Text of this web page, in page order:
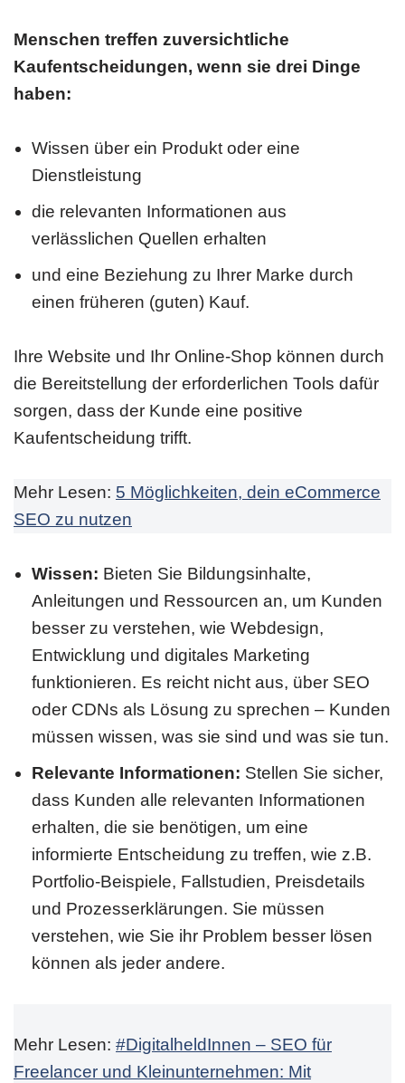
Menschen treffen zuversichtliche
Kaufentscheidungen, wenn sie drei Dinge
haben:
Wissen über ein Produkt oder eine
Dienstleistung
die relevanten Informationen aus
verlässlichen Quellen erhalten
und eine Beziehung zu Ihrer Marke durch
einen früheren (guten) Kauf.
Ihre Website und Ihr Online-Shop können durch
die Bereitstellung der erforderlichen Tools dafür
sorgen, dass der Kunde eine positive
Kaufentscheidung trifft.
Mehr Lesen: 5 Möglichkeiten, dein eCommerce
SEO zu nutzen
Wissen: Bieten Sie Bildungsinhalte,
Anleitungen und Ressourcen an, um Kunden
besser zu verstehen, wie Webdesign,
Entwicklung und digitales Marketing
funktionieren. Es reicht nicht aus, über SEO
oder CDNs als Lösung zu sprechen – Kunden
müssen wissen, was sie sind und was sie tun.
Relevante Informationen: Stellen Sie sicher,
dass Kunden alle relevanten Informationen
erhalten, die sie benötigen, um eine
informierte Entscheidung zu treffen, wie z.B.
Portfolio-Beispiele, Fallstudien, Preisdetails
und Prozesserklärungen. Sie müssen
verstehen, wie Sie ihr Problem besser lösen
können als jeder andere.
Mehr Lesen: #DigitalheldInnen – SEO für
Freelancer und Kleinunternehmen: Mit